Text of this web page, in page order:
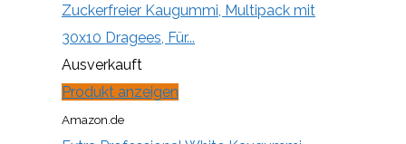
Zuckerfreier Kaugummi, Multipack mit
30x10 Dragees, Für...
Ausverkauft
Produkt anzeigen
Amazon.de